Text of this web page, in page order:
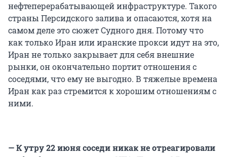
нефтеперерабатывающей инфраструктуре. Такого
страны Персидского залива и опасаются, хотя на
самом деле это сюжет Судного дня. Потому что
как только Иран или иранские прокси идут на это,
Иран не только закрывает для себя внешние
рынки, он окончательно портит отношения с
соседями, что ему не выгодно. В тяжелые времена
Иран как раз стремится к хорошим отношениям с
ними.
— К утру 22 июня соседи никак не отреагировали